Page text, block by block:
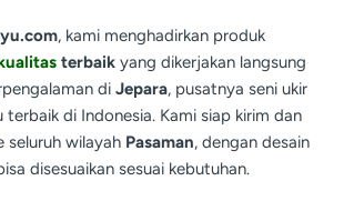
, kami menghadirkan produk
terbaik yang dikerjakan langsung
di Jepara, pusatnya seni ukir
di Indonesia. Kami siap kirim dan
seluruh wilayah Pasaman, dengan desain
disesuaikan sesuai kebutuhan.